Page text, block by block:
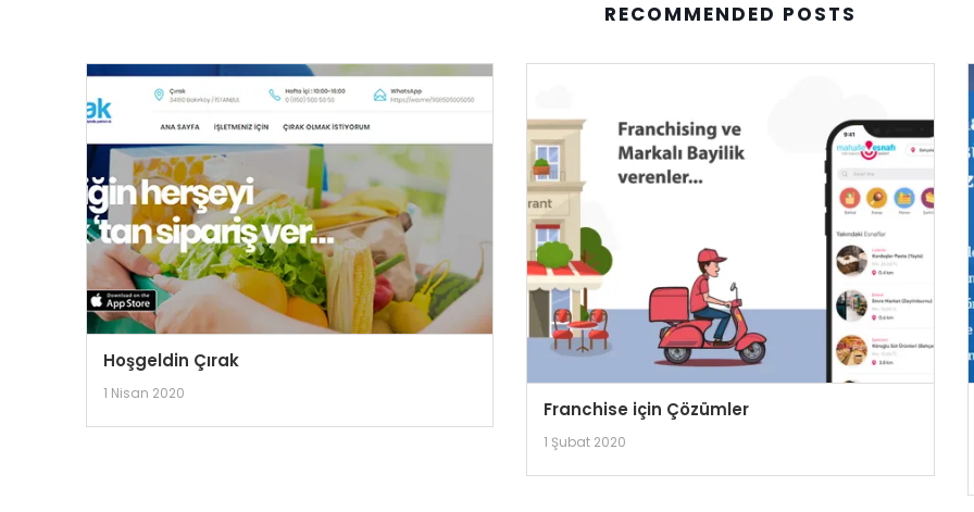
RECOMMENDED POSTS
Hoşgeldin Çırak
1 Nisan 2020
Franchise için Çözümler
1 Şubat 2020